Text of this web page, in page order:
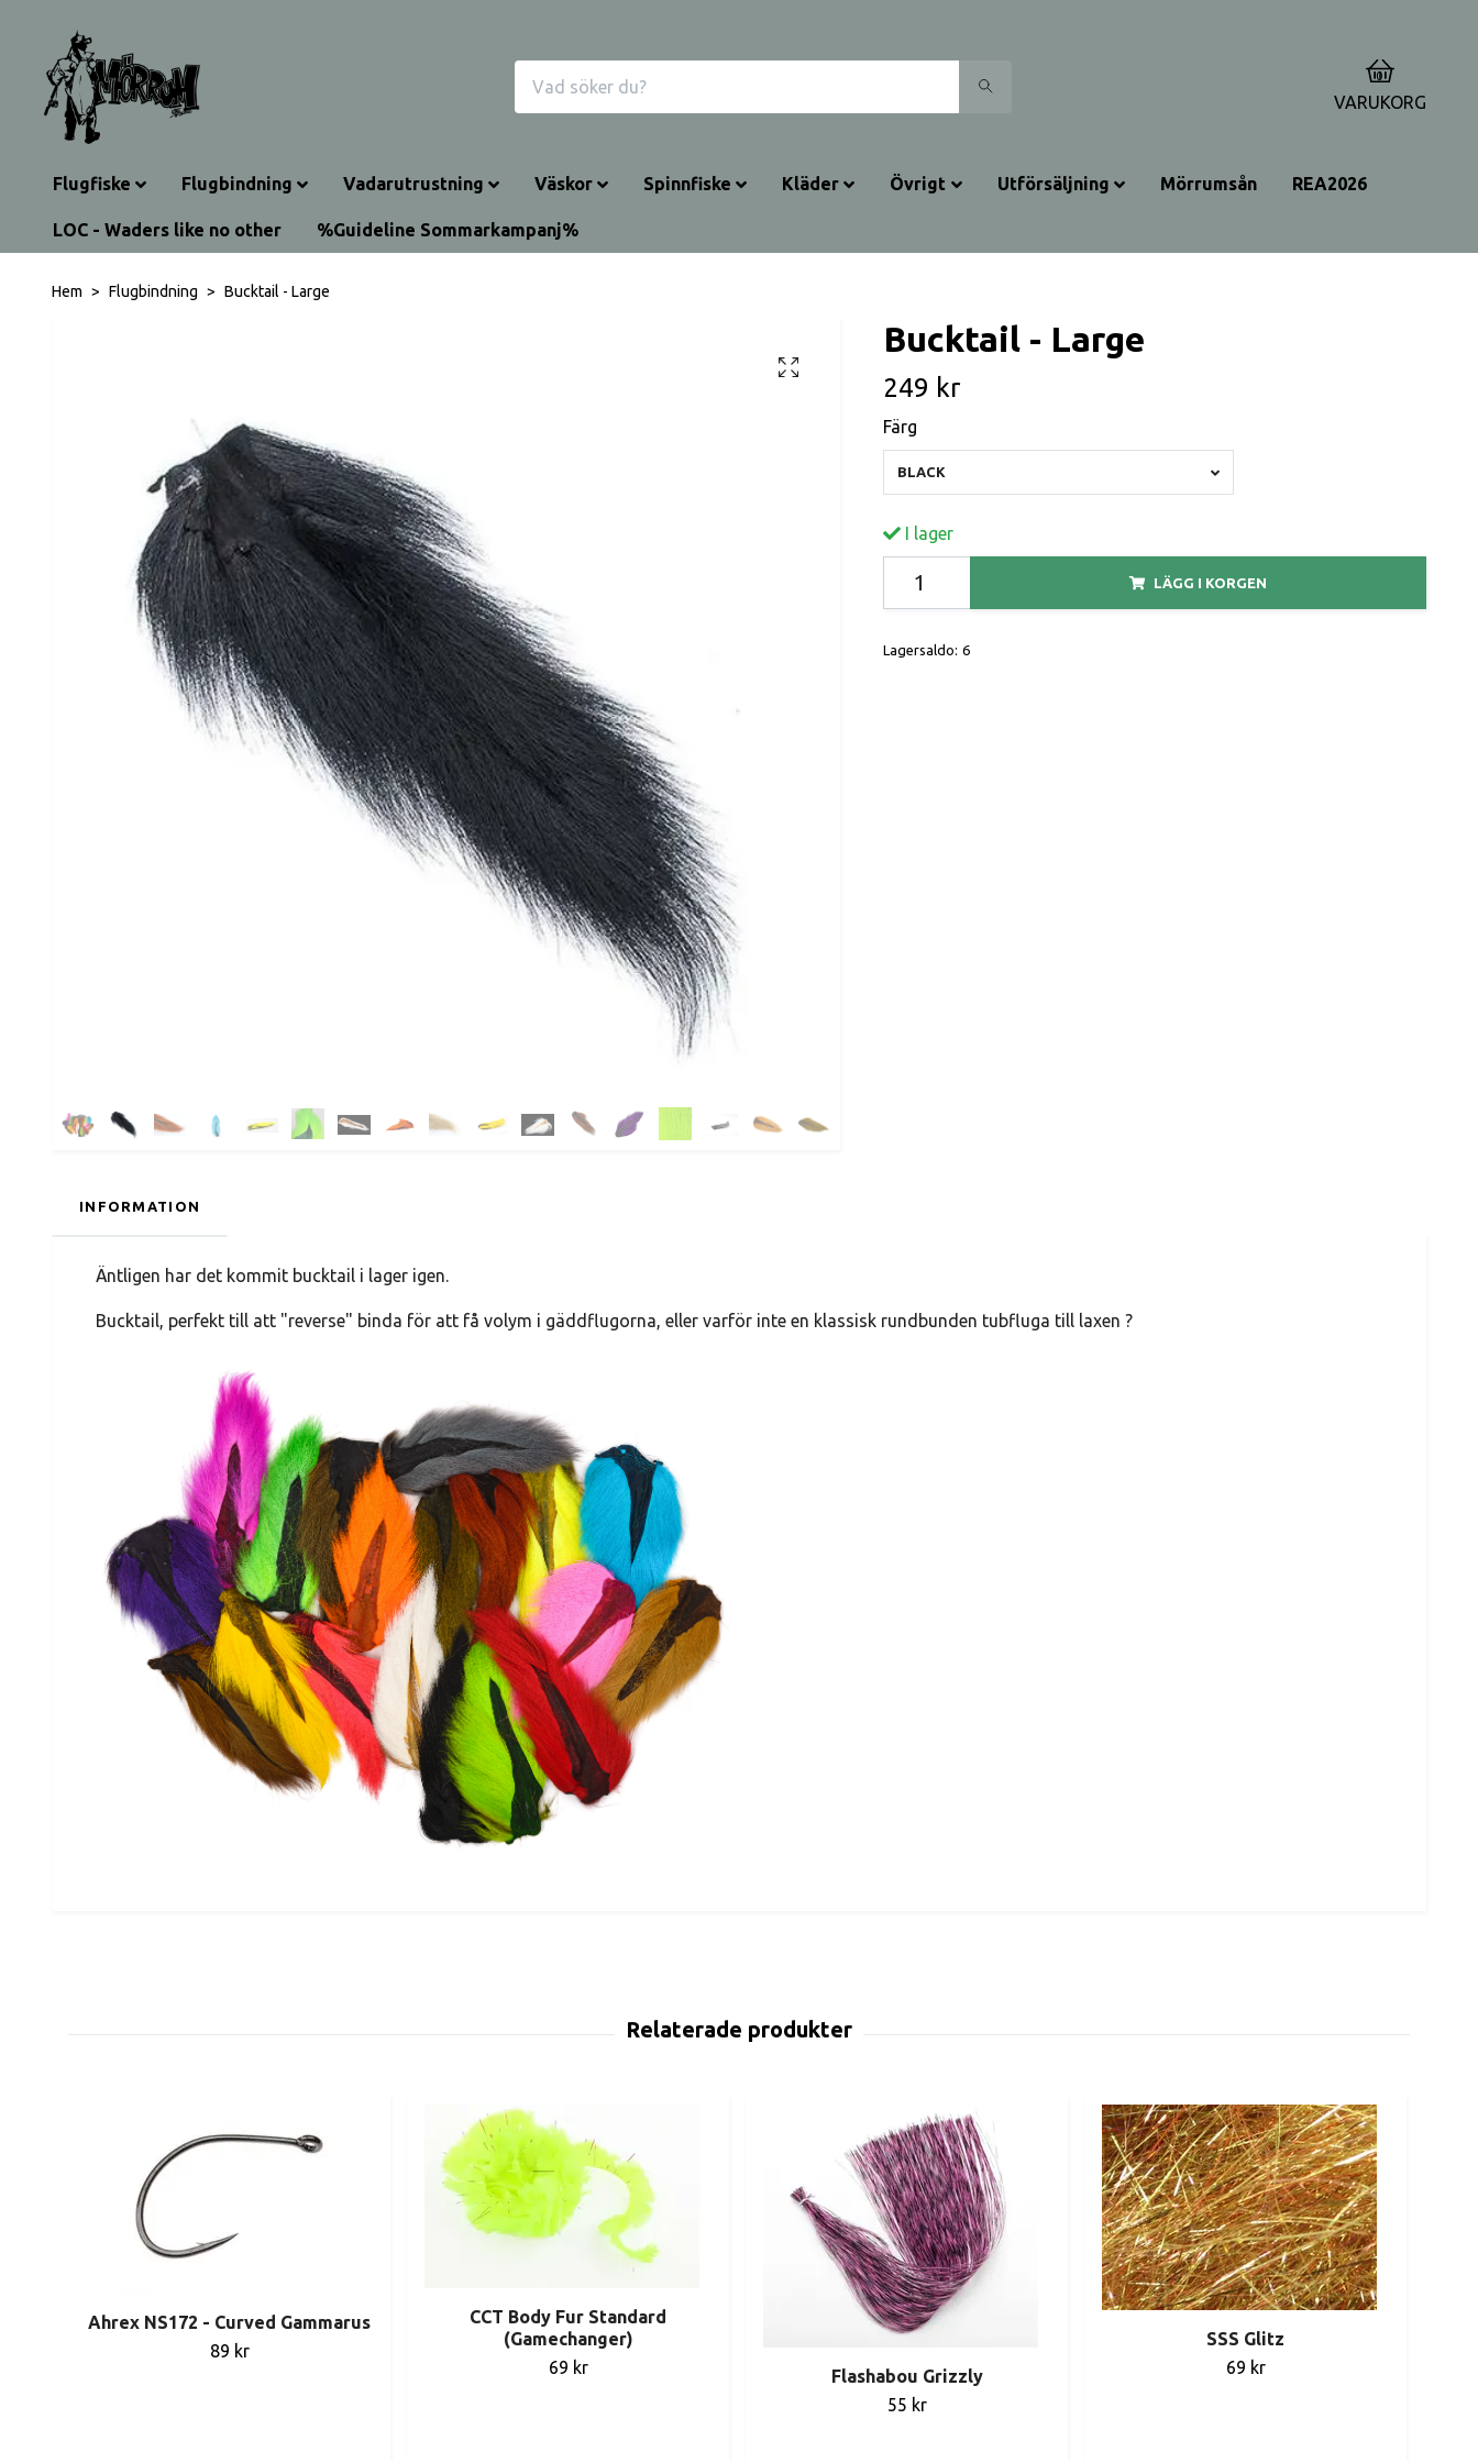
0
VARUKORG
Flugfiske Flugbindning Vadarutrustning Väskor Spinnfiske Kläder Övrigt Utförsäljning Mörrumsån REA2026
LOC - Waders like no other %Guideline Sommarkampanj%
Hem Flugbindning Bucktail - Large
Bucktail - Large
249 kr
Färg
BLACK
I lager
LÄGG I KORGEN
Lagersaldo: 6
INFORMATION
Äntligen har det kommit bucktail i lager igen.
Bucktail, perfekt till att "reverse" binda för att få volym i gäddflugorna, eller varför inte en klassisk rundbunden tubfluga till laxen ?
Ahrex NS172 - Curved Gammarus
89 kr
CCT Body Fur Standard
(Gamechanger)
69 kr
Flashabou Grizzly
55 kr
SSS Glitz
69 kr